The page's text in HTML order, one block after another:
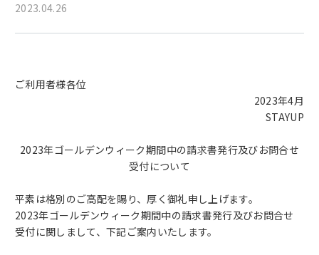
2023.04.26
ご利用者様各位
2023年4月
STAYUP
2023年ゴールデンウィーク期間中の請求書発行及びお問合せ
受付について
平素は格別のご高配を賜り、厚く御礼申し上げます。
2023年ゴールデンウィーク期間中の請求書発行及びお問合せ
受付に関しまして、下記ご案内いたします。